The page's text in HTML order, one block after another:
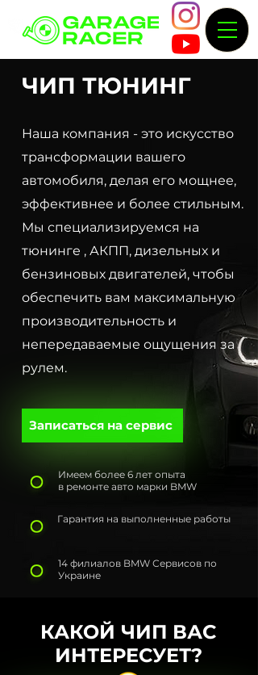
ЧИП ТЮНИНГ
Наша компания - это искусство
трансформации вашего
автомобиля, делая его мощнее,
эффективнее и более стильным.
Мы специализируемся на
тюнинге , АКПП, дизельных и
бензиновых двигателей, чтобы
обеспечить вам максимальную
производительность и
непередаваемые ощущения за
рулем.
Записаться на сервис
Имеем более 6 лет опыта
в ремонте авто марки BMW
Гарантия на выполненные работы
14 филиалов BMW Сервисов по
Украине
КАКОЙ ЧИП ВАС
ИНТЕРЕСУЕТ?